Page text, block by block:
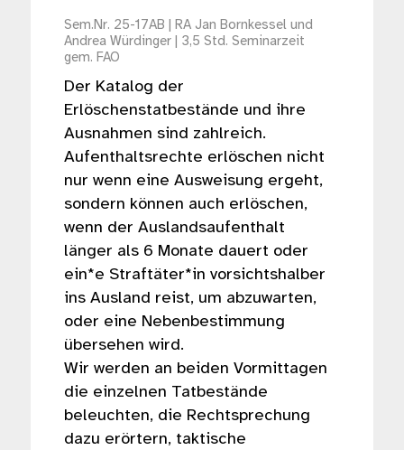
Sem.Nr. 25-17AB | RA Jan Bornkessel und
Andrea Würdinger | 3,5 Std. Seminarzeit
gem. FAO
Der Katalog der
Erlöschenstatbestände und ihre
Ausnahmen sind zahlreich.
Aufenthaltsrechte erlöschen nicht
nur wenn eine Ausweisung ergeht,
sondern können auch erlöschen,
wenn der Auslandsaufenthalt
länger als 6 Monate dauert oder
ein*e Straftäter*in vorsichtshalber
ins Ausland reist, um abzuwarten,
oder eine Nebenbestimmung
übersehen wird.
Wir werden an beiden Vormittagen
die einzelnen Tatbestände
beleuchten, die Rechtsprechung
dazu erörtern, taktische